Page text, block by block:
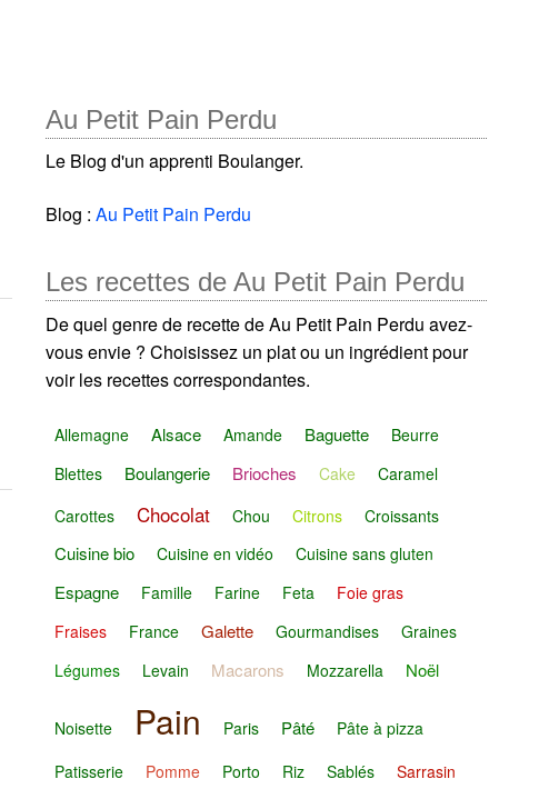
Au Petit Pain Perdu
Le Blog d'un apprenti Boulanger.
Blog :Au Petit Pain Perdu
Les recettes de Au Petit Pain Perdu
De quel genre de recette de Au Petit Pain Perdu avez-
vous envie ? Choisissez un plat ou un ingrédient pour
voir les recettes correspondantes.
Allemagne Alsace Amande Baguette
Beurre
Blettes
Boulangerie Brioches Cake
Caramel
Carottes
Chocolat Chou Citrons Croissants
Cuisine bio Cuisine en vidéo Cuisine sans gluten
Espagne Famille Farine Feta
Foie gras
Fraises
France Galette Gourmandises
Graines
Légumes
Levain Macarons Mozzarella Noël
Noisette Pain Paris Pâté
Pâte à pizza
Patisserie
Pomme Porto Riz Sablés Sarrasin